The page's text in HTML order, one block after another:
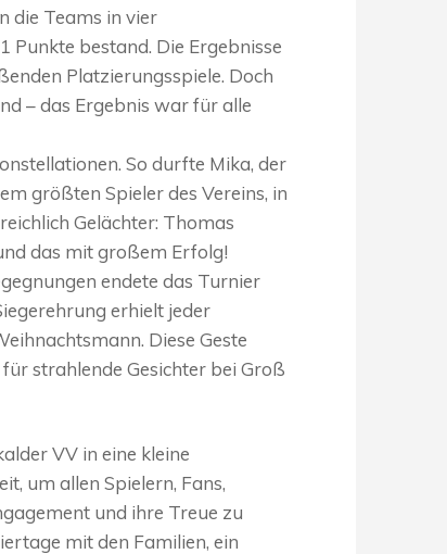
die Teams in vier
Punkte bestand. Die Ergebnisse
Platzierungsspiele. Doch
– das Ergebnis war für alle
So durfte Mika, der
größten Spieler des Vereins, in
Gelächter: Thomas
das mit großem Erfolg!
endete das Turnier
erhielt jeder
Diese Geste
strahlende Gesichter bei Groß
VV in eine kleine
um allen Spielern, Fans,
und ihre Treue zu
mit den Familien, ein